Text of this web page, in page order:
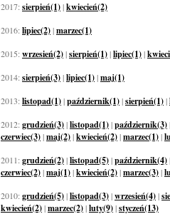
2017:sierpień(1)|kwiecień(2)
2016:lipiec(2)|marzec(1)
2015:wrzesień(2)|sierpień(1)|lipiec(1)|
2014:sierpień(3)|lipiec(1)|maj(1)
2013:listopad(1)|październik(1)|sierpień(1)|
2012:grudzień(3)|listopad(1)|październik(3)|
czerwiec(3)|maj(2)|kwiecień(2)|marzec(1)|
2011:grudzień(2)|listopad(5)|październik(4)|
czerwiec(2)|maj(1)|kwiecień(2)|marzec(3)|
2010:grudzień(5)|listopad(3)|wrzesień(4)|
kwiecień(2)|marzec(2)|luty(9)|styczeń(13)